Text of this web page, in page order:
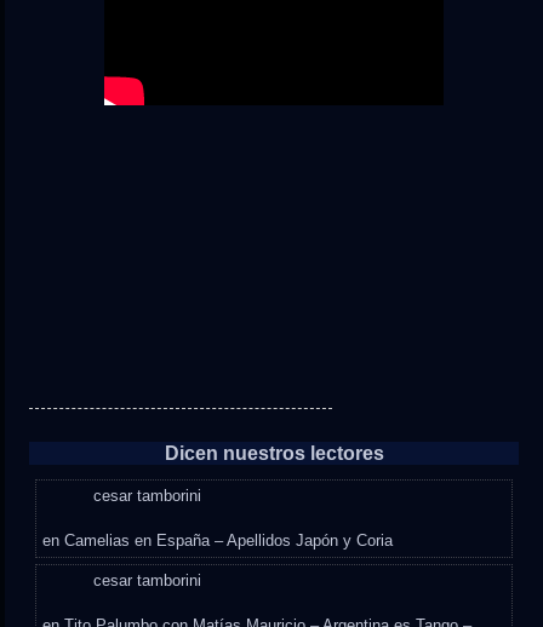
Dicen nuestros lectores
cesar tamborini
enCamelias en España – Apellidos Japón y Coria
cesar tamborini